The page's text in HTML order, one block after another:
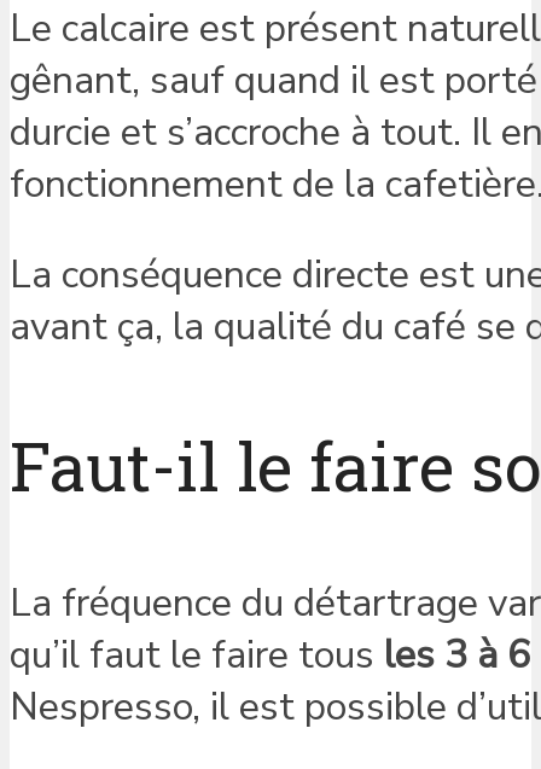
Le calcaire est présent
gênant, sauf quand il est
durcie et s’accroche à tout. Il
fonctionnement de la
La conséquence directe est
avant ça, la qualité du café se
Faut-il le faire
La fréquence du détartrage
qu’il faut le faire tous les 3 à
Nespresso, il est possible